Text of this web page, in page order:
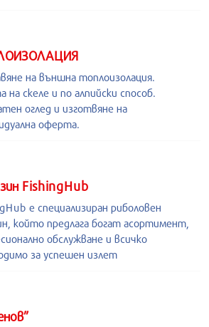
на външна топлоизолация.
на скеле и по алпийски способ.
оглед и изготвяне на
оферта.
FishingHub
е специализиран риболовен
който предлага богат асортимент,
обслужване и всичко
за успешен излет